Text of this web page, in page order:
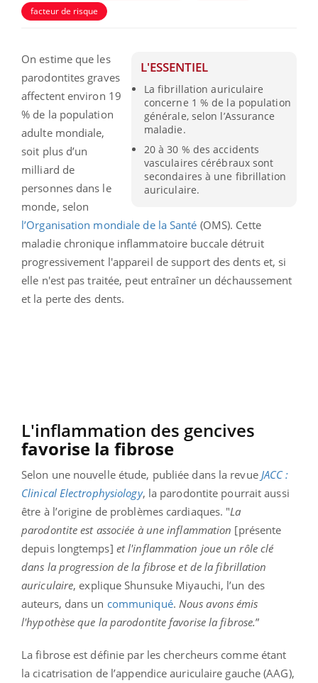
facteur de risque
L'ESSENTIEL
La fibrillation auriculaire
concerne 1 % de la population
générale, selon l’Assurance
maladie.
20 à 30 % des accidents
vasculaires cérébraux sont
secondaires à une fibrillation
auriculaire.
On estime que les
parodontites graves
affectent environ 19
% de la population
adulte mondiale,
soit plus d’un
milliard de
personnes dans le
monde, selon
l’Organisation mondiale de la Santé (OMS). Cette
maladie chronique inflammatoire buccale détruit
progressivement l'appareil de support des dents et, si
elle n'est pas traitée, peut entraîner un déchaussement
et la perte des dents.
L'inflammation des gencives
favorise la fibrose
Selon une nouvelle étude, publiée dans la revue JACC :
Clinical Electrophysiology, la parodontite pourrait aussi
être à l’origine de problèmes cardiaques. "La
parodontite est associée à une inflammation [présente
depuis longtemps] et l'inflammation joue un rôle clé
dans la progression de la fibrose et de la fibrillation
auriculaire, explique Shunsuke Miyauchi, l’un des
auteurs, dans un communiqué. Nous avons émis
l'hypothèse que la parodontite favorise la fibrose.”
La fibrose est définie par les chercheurs comme étant
la cicatrisation de l’appendice auriculaire gauche (AAG),